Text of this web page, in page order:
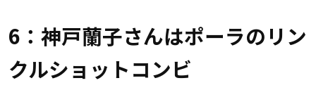
6：神戸蘭子さんはポーラのリン
クルショットコンビ